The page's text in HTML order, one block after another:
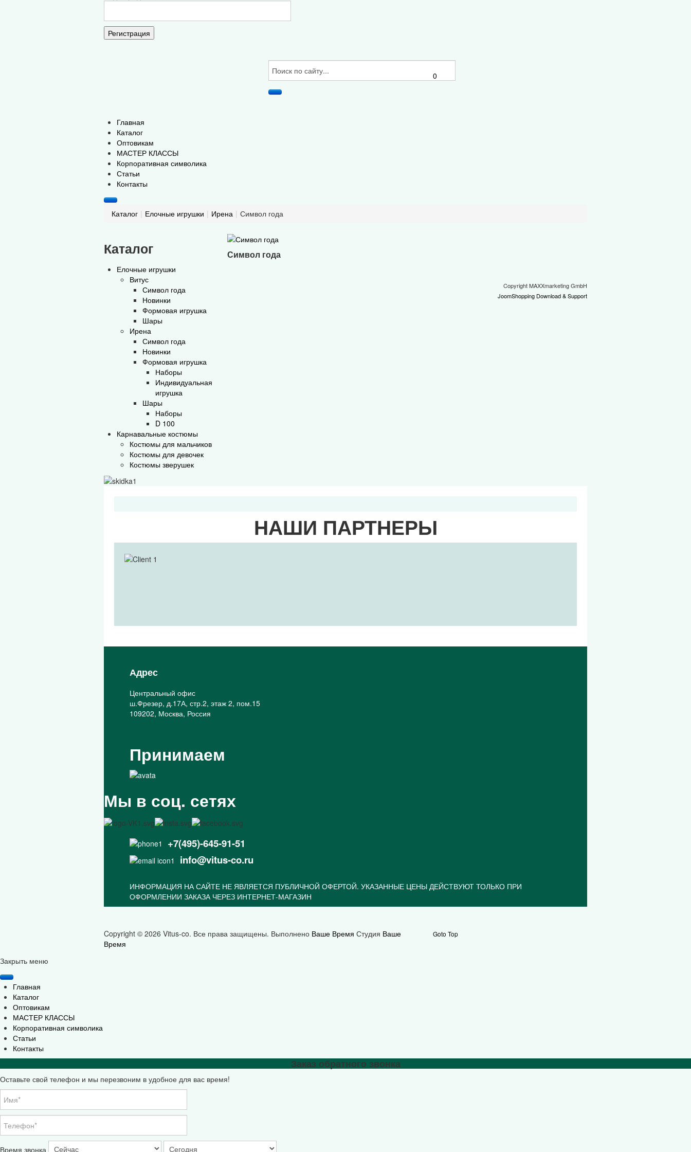
Регистрация
0
Главная
Каталог
Оптовикам
МАСТЕР КЛАССЫ
Корпоративная символика
Статьи
Контакты
Каталог | Елочные игрушки | Ирена | Символ года
Каталог
Елочные игрушки
Витус
Символ года
Новинки
Формовая игрушка
Шары
Ирена
Символ года
Новинки
Формовая игрушка
Наборы
Индивидуальная
игрушка
Шары
Наборы
D 100
Карнавальные костюмы
Костюмы для мальчиков
Костюмы для девочек
Костюмы зверушек
Символ года
Copyright MAXXmarketing GmbH
JoomShopping Download & Support
НАШИ ПАРТНЕРЫ
Адрес
Центральный офис
ш.Фрезер, д.17А, стр.2, этаж 2, пом.15
109202, Москва, Россия
Принимаем
Мы в соц. сетях
+7(495)-645-91-51
info@vitus-co.ru
ИНФОРМАЦИЯ НА САЙТЕ НЕ ЯВЛЯЕТСЯ ПУБЛИЧНОЙ ОФЕРТОЙ. УКАЗАННЫЕ ЦЕНЫ ДЕЙСТВУЮТ ТОЛЬКО ПРИ
ОФОРМЛЕНИИ ЗАКАЗА ЧЕРЕЗ ИНТЕРНЕТ-МАГАЗИН
Copyright © 2026 Vitus-co. Все права защищены. Выполнено Ваше Время Студия Ваше
Время
Goto Top
Закрыть меню
Главная
Каталог
Оптовикам
МАСТЕР КЛАССЫ
Корпоративная символика
Статьи
Контакты
Заказ обратного звонка
Оставьте свой телефон и мы перезвоним в удобное для вас время!
Время звонка